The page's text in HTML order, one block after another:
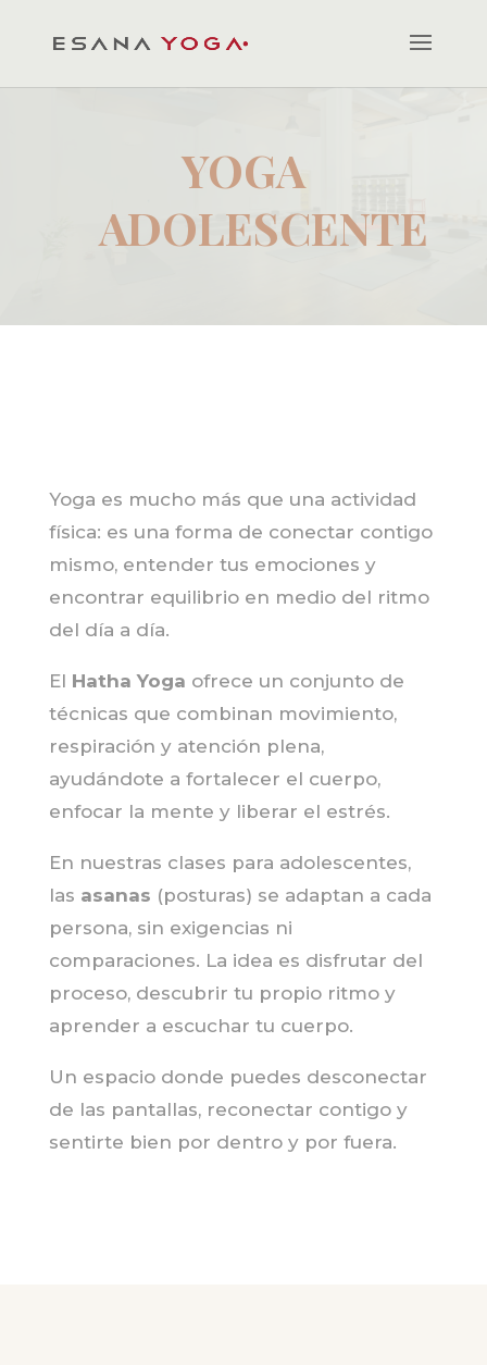
YOGA
ADOLESCENTE
Yoga es mucho más que una actividad
física: es una forma de conectar contigo
mismo, entender tus emociones y
encontrar equilibrio en medio del ritmo
del día a día.
El Hatha Yoga ofrece un conjunto de
técnicas que combinan movimiento,
respiración y atención plena,
ayudándote a fortalecer el cuerpo,
enfocar la mente y liberar el estrés.
En nuestras clases para adolescentes,
las asanas (posturas) se adaptan a cada
persona, sin exigencias ni
comparaciones. La idea es disfrutar del
proceso, descubrir tu propio ritmo y
aprender a escuchar tu cuerpo.
Un espacio donde puedes desconectar
de las pantallas, reconectar contigo y
sentirte bien por dentro y por fuera.